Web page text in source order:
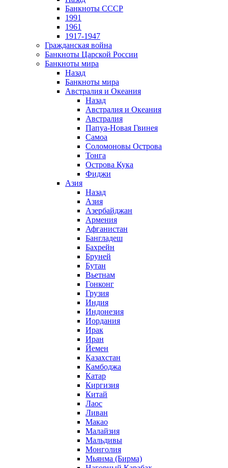
Банкноты СССР
1991
1961
1917-1947
Гражданская война
Банкноты Царской России
Банкноты мира
Назад
Банкноты мира
Австралия и Океания
Назад
Австралия и Океания
Австралия
Папуа-Новая Гвинея
Самоа
Соломоновы Острова
Тонга
Острова Кука
Фиджи
Азия
Назад
Азия
Азербайджан
Армения
Афганистан
Бангладеш
Бахрейн
Бруней
Бутан
Вьетнам
Гонконг
Грузия
Индия
Индонезия
Иордания
Ирак
Иран
Йемен
Казахстан
Камбоджа
Катар
Киргизия
Китай
Лаос
Ливан
Макао
Малайзия
Мальдивы
Монголия
Мьянма (Бирма)